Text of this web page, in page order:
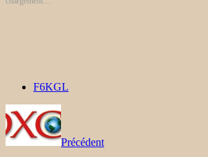
F6KGL
Précédent